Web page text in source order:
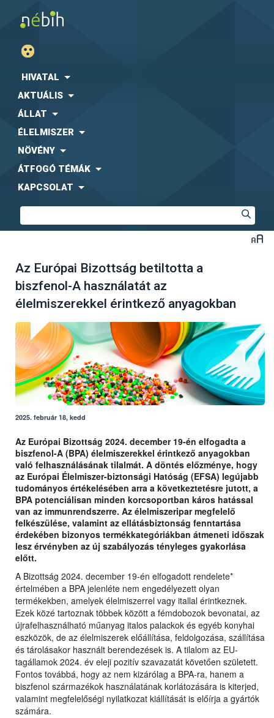
HIVATAL
AKTUÁLIS
ÁLLAT
ÉLELMISZER
NÖVÉNY
ÁTFOGÓ TÉMÁK
KAPCSOLAT
Az Európai Bizottság betiltotta a
biszfenol-A használatát az
élelmiszerekkel érintkező anyagokban
2025. február 18, kedd
Az Európai Bizottság 2024. december 19-én elfogadta a
biszfenol-A (BPA) élelmiszerekkel érintkező anyagokban
való felhasználásának tilalmát. A döntés előzménye, hogy
az Európai Élelmiszer-biztonsági Hatóság (EFSA) legújabb
tudományos értékelésében arra a következtetésre jutott, a
BPA potenciálisan minden korcsoportban káros hatással
van az immunrendszerre. Az élelmiszeripar megfelelő
felkészülése, valamint az ellátásbiztonság fenntartása
érdekében bizonyos termékkategóriákban átmeneti időszak
lesz érvényben az új szabályozás tényleges gyakorlása
előtt.
A Bizottság 2024. december 19-én elfogadott rendelete*
értelmében a BPA jelenléte nem engedélyezett olyan
termékekben, amelyek élelmiszerrel vagy itallal érintkeznek.
Ezek közé tartoznak többek között a fémdobozok bevonatai, az
újrafelhasználható műanyag italos palackok és egyéb konyhai
eszközök, de az élelmiszerek előállítása, feldolgozása, szállítása
és tárolásakor használt berendezések is. A tilalom az EU-
tagállamok 2024. év eleji pozitív szavazatát követően született.
Fontos továbbá, hogy az nem kizárólag a BPA-ra, hanem a
biszfenol származékok használatának korlátozására is kiterjed,
valamint megfelelőségi nyilatkozat kiállítását is előírja a gyártók
számára.